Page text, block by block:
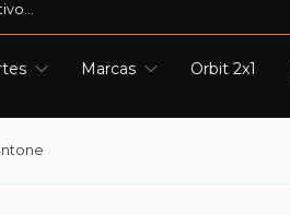
Marcas Orbit 2x1